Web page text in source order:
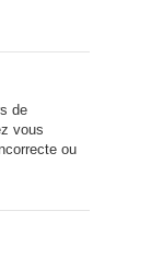
de
vous
ou